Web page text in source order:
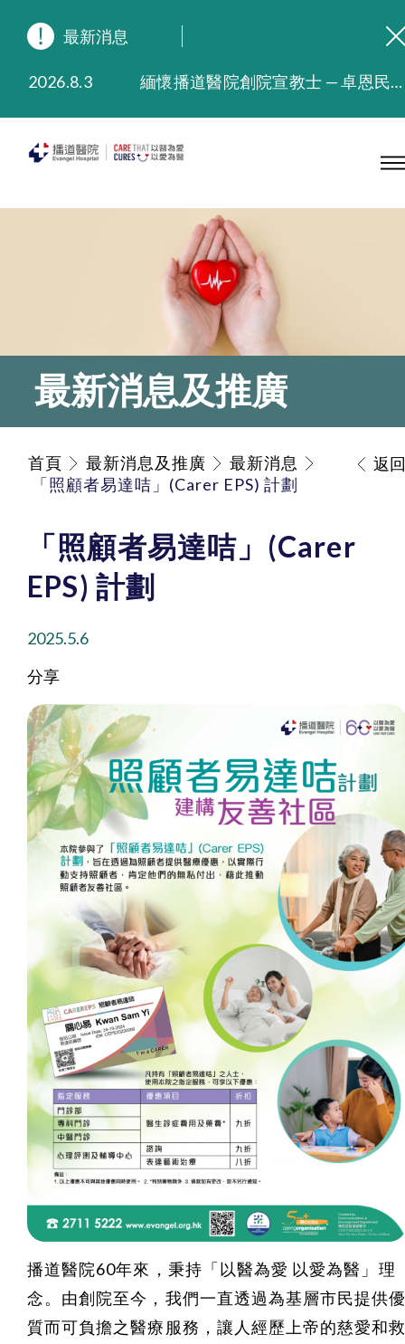
最新消息
2026.8.3
緬懷播道醫院創院宣教士 — 卓恩民醫生香港追思會
2025.9.23
本院在暴雨或颱風警告信號 (包括黑色暴雨及8號或以上熱帶氣旋警告信號) 下，仍會維持有限度服務。如有查詢，可致電2711 5222。
2025.7.21
播道醫院手機App已推出查閱病歷記錄及求診資料功能，請即下載
最新消息及推廣
首頁 最新消息及推廣
最新消息
「照顧者易達咭」(Carer EPS) 計劃
返回
「照顧者易達咭」(Carer
EPS) 計劃
2025.5.6
分享
播道醫院60年來，秉持「以醫為愛 以愛為醫」理
念。由創院至今，我們一直透過為基層市民提供
質而可負擔之醫療服務，讓人經歷上帝的慈愛和